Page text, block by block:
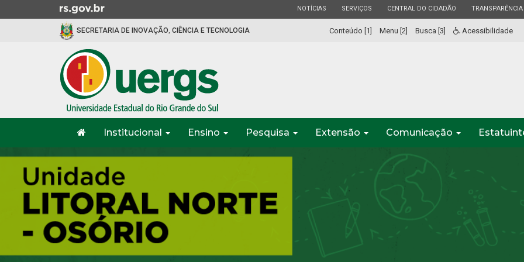
para
Ir
a
busca
ESTADO
NOTÍCIAS ESTADO
SERVIÇOS ESTADO
CENTRAL DO CIDADÃO ESTADO
TRANSPARÊNCIA
SECRETARIA DE INOVAÇÃO, CIÊNCIA E TECNOLOGIA Conteúdo [1] Menu [2] Busca [3] Acessibilidade
do
Institucional Ensino Pesquisa Extensão Comunicação
Início
conteúdo